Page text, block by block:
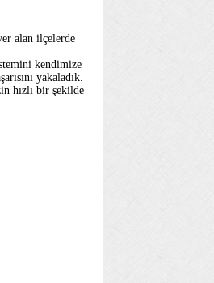
alan ilçelerde
kendimize
yakaladık.
hızlı bir şekilde